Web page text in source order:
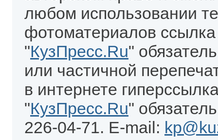
любом использовании
фотоматериалов
"КузПресс.Ru"
или частичной
в интернете
"КузПресс.Ru"
226-04-71. E-mail: